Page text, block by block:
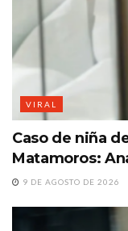
VIRAL
Caso de niña
Matamoros:
9 DE AGOSTO DE 2026